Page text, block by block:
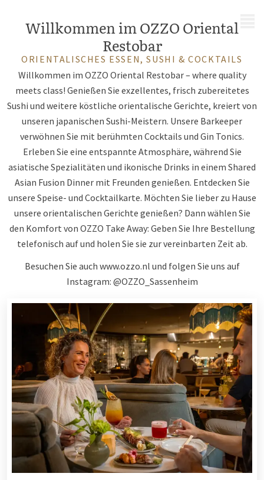
Willkommen im OZZO Oriental
Restobar
ORIENTALISCHES ESSEN, SUSHI & COCKTAILS
Willkommen im OZZO Oriental Restobar – where quality
meets class! Genießen Sie exzellentes, frisch zubereitetes
Sushi und weitere köstliche orientalische Gerichte, kreiert von
unseren japanischen Sushi-Meistern. Unsere Barkeeper
verwöhnen Sie mit berühmten Cocktails und Gin Tonics.
Erleben Sie eine entspannte Atmosphäre, während Sie
asiatische Spezialitäten und ikonische Drinks in einem Shared
Asian Fusion Dinner mit Freunden genießen. Entdecken Sie
unsere Speise- und Cocktailkarte. Möchten Sie lieber zu Hause
unsere orientalischen Gerichte genießen? Dann wählen Sie
den Komfort von OZZO Take Away: Geben Sie Ihre Bestellung
telefonisch auf und holen Sie sie zur vereinbarten Zeit ab.
Besuchen Sie auch www.ozzo.nl und folgen Sie uns auf
Instagram: @OZZO_Sassenheim